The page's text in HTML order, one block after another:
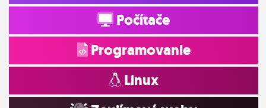
Počítače
Programovanie
Linux